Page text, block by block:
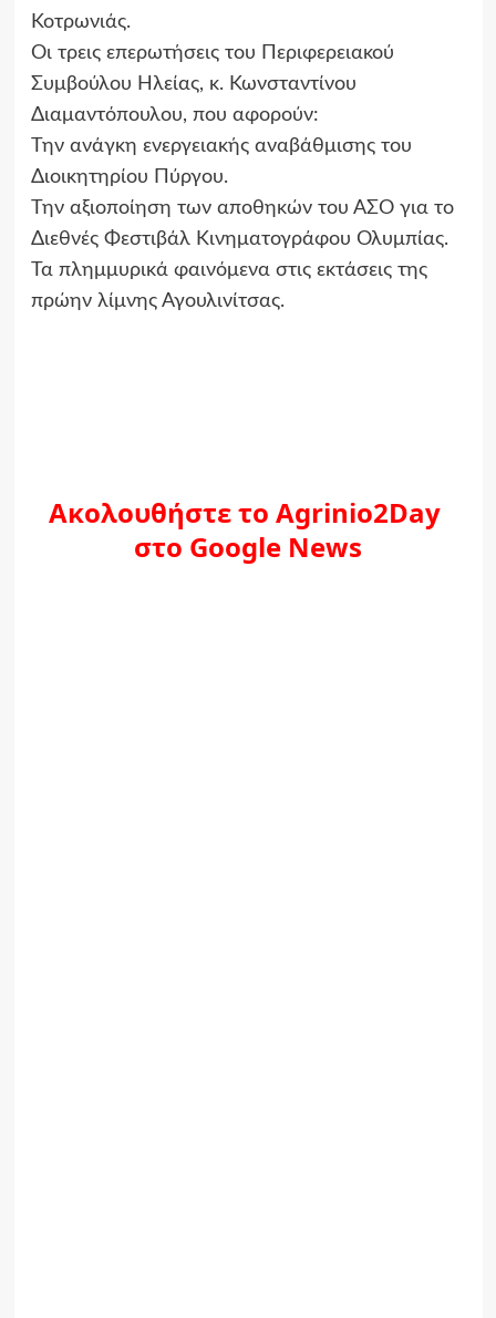
Κοτρωνιάς.
Οι τρεις επερωτήσεις του Περιφερειακού
Συμβούλου Ηλείας, κ. Κωνσταντίνου
Διαμαντόπουλου, που αφορούν:
Την ανάγκη ενεργειακής αναβάθμισης του
Διοικητηρίου Πύργου.
Την αξιοποίηση των αποθηκών του ΑΣΟ για το
Διεθνές Φεστιβάλ Κινηματογράφου Ολυμπίας.
Τα πλημμυρικά φαινόμενα στις εκτάσεις της
πρώην λίμνης Αγουλινίτσας.
Ακολουθήστε το Agrinio2Day
στο Google News